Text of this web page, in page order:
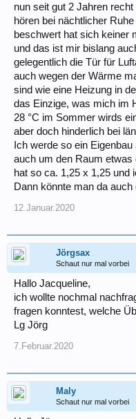
nun seit gut 2 Jahren
hören bei nächtlicher
beschwert hat sich keiner
und das ist mir bislang
gelegentlich die Tür für
auch wegen der Wärme
sind wie eine Heizung in
das Einzige, was mich im
28 °C im Sommer wirds
aber doch hinderlich bei
Ich werde so ein
auch um den Raum
hat so ca. 1,25 x 1,25 und
Dann könnte man da
12.Januar.2020
Jörgsax
Schaut nur mal vorbei
Hallo Jacqueline,
ich wollte nochmal
fragen konntest, welche
Lg Jörg
7.Februar.2020
Maly
Schaut nur mal vorbei